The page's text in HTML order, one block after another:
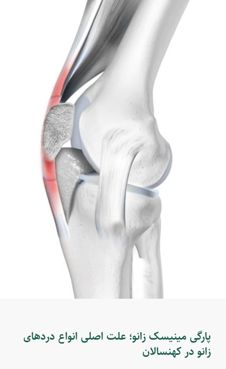
درد مبهم
تورم خفیف
حساسیت به لمس
پارگی مینیسک زانو؛ علت اصلی انواع دردهای
زانو در کهنسالان